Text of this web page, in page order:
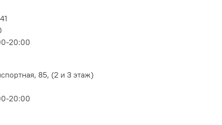
20:00
85, (2 и 3 этаж)
20:00